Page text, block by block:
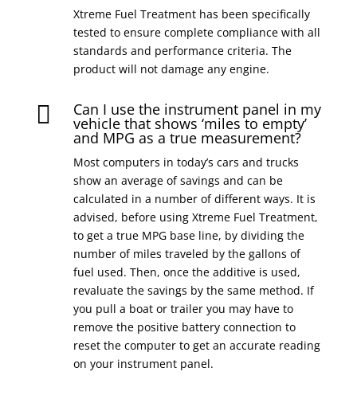
Xtreme Fuel Treatment has been specifically
tested to ensure complete compliance with all
standards and performance criteria. The
product will not damage any engine.
 Can I use the instrument panel in my
vehicle that shows ‘miles to empty’
and MPG as a true measurement?
Most computers in today’s cars and trucks
show an average of savings and can be
calculated in a number of different ways. It is
advised, before using Xtreme Fuel Treatment,
to get a true MPG base line, by dividing the
number of miles traveled by the gallons of
fuel used. Then, once the additive is used,
revaluate the savings by the same method. If
you pull a boat or trailer you may have to
remove the positive battery connection to
reset the computer to get an accurate reading
on your instrument panel.